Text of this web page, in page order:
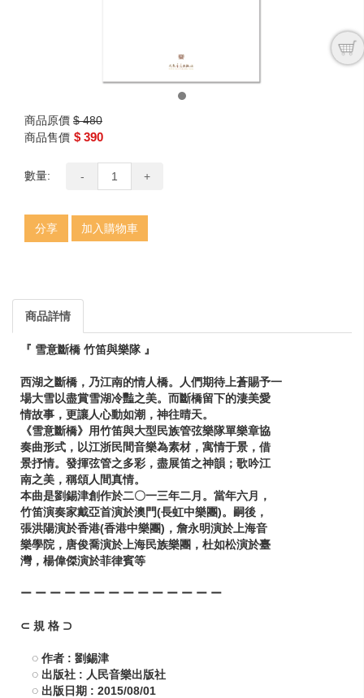
商品原價 $ 480
商品售價 $ 390
數量: - +
分享 加入購物車
商品詳情
『 雪意斷橋 竹笛與樂隊 』
西湖之斷橋，乃江南的情人橋。人們期待上蒼賜予一
場大雪以盡賞雪湖冷豔之美。而斷橋留下的淒美愛
情故事，更讓人心動如潮，神往晴天。
《雪意斷橋》用竹笛與大型民族管弦樂隊單樂章協
奏曲形式，以江浙民間音樂為素材，寓情于景，借
景抒情。發揮弦管之多彩，盡展笛之神韻；歌吟江
南之美，稱頌人間真情。
本曲是劉錫津創作於二〇一三年二月。當年六月，
竹笛演奏家戴亞首演於澳門(長虹中樂團)。嗣後，
張洪陽演於香港(香港中樂團)，詹永明演於上海音
樂學院，唐俊喬演於上海民族樂團，杜如松演於臺
灣，楊偉傑演於菲律賓等
ー ー ー ー ー ー ー ー ー ー ー ー ー ー
⊂ 規 格 ⊃
◌ 作者 : 劉錫津
◌ 出版社 : 人民音樂出版社
◌ 出版日期 : 2015/08/01